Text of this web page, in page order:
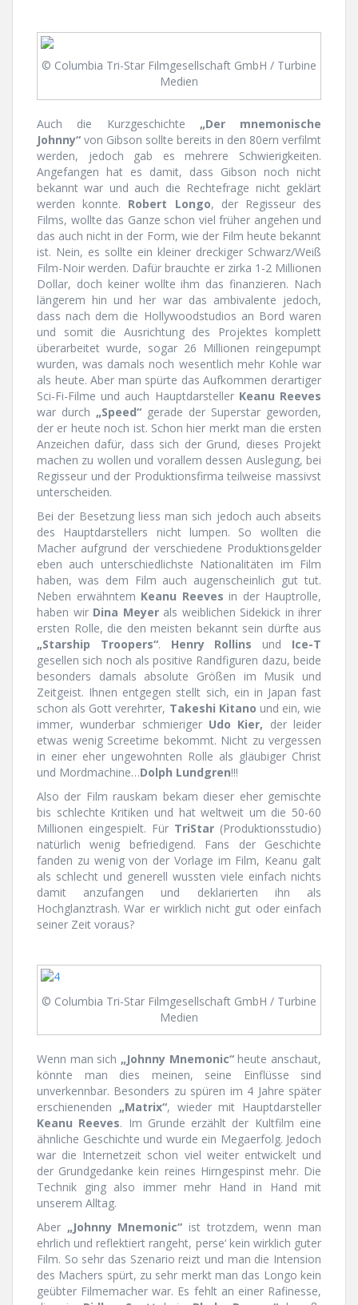
© Columbia Tri-Star Filmgesellschaft GmbH / Turbine
Medien
Auch die Kurzgeschichte „Der mnemonische
Johnny“ von Gibson sollte bereits in den 80ern verfilmt
werden, jedoch gab es mehrere Schwierigkeiten.
Angefangen hat es damit, dass Gibson noch nicht
bekannt war und auch die Rechtefrage nicht geklärt
werden konnte. Robert Longo, der Regisseur des
Films, wollte das Ganze schon viel früher angehen und
das auch nicht in der Form, wie der Film heute bekannt
ist. Nein, es sollte ein kleiner dreckiger Schwarz/Weiß
Film-Noir werden. Dafür brauchte er zirka 1-2 Millionen
Dollar, doch keiner wollte ihm das finanzieren. Nach
längerem hin und her war das ambivalente jedoch,
dass nach dem die Hollywoodstudios an Bord waren
und somit die Ausrichtung des Projektes komplett
überarbeitet wurde, sogar 26 Millionen reingepumpt
wurden, was damals noch wesentlich mehr Kohle war
als heute. Aber man spürte das Aufkommen derartiger
Sci-Fi-Filme und auch Hauptdarsteller Keanu Reeves
war durch „Speed“ gerade der Superstar geworden,
der er heute noch ist. Schon hier merkt man die ersten
Anzeichen dafür, dass sich der Grund, dieses Projekt
machen zu wollen und vorallem dessen Auslegung, bei
Regisseur und der Produktionsfirma teilweise massivst
unterscheiden.
Bei der Besetzung liess man sich jedoch auch abseits
des Hauptdarstellers nicht lumpen. So wollten die
Macher aufgrund der verschiedene Produktionsgelder
eben auch unterschiedlichste Nationalitäten im Film
haben, was dem Film auch augenscheinlich gut tut.
Neben erwähntem Keanu Reeves in der Hauptrolle,
haben wir Dina Meyerals weiblichen Sidekick in ihrer
ersten Rolle, die den meisten bekannt sein dürfte aus
„Starship Troopers“. Henry Rollins und Ice-T
gesellen sich noch als positive Randfiguren dazu, beide
besonders damals absolute Größen im Musik und
Zeitgeist. Ihnen entgegen stellt sich, ein in Japan fast
schon als Gott verehrter, Takeshi Kitano und ein, wie
immer, wunderbar schmieriger Udo Kier, der leider
etwas wenig Screetime bekommt. Nicht zu vergessen
in einer eher ungewohnten Rolle als gläubiger Christ
und Mordmachine…Dolph Lundgren!!!
Also der Film rauskam bekam dieser eher gemischte
bis schlechte Kritiken und hat weltweit um die 50-60
Millionen eingespielt. Für TriStar (Produktionsstudio)
natürlich wenig befriedigend. Fans der Geschichte
fanden zu wenig von der Vorlage im Film, Keanu galt
als schlecht und generell wussten viele einfach nichts
damit anzufangen und deklarierten ihn als
Hochglanztrash. War er wirklich nicht gut oder einfach
seiner Zeit voraus?
© Columbia Tri-Star Filmgesellschaft GmbH / Turbine
Medien
Wenn man sich „Johnny Mnemonic“heute anschaut,
könnte man dies meinen, seine Einflüsse sind
unverkennbar. Besonders zu spüren im 4 Jahre später
erschienenden „Matrix“, wieder mit Hauptdarsteller
Keanu Reeves. Im Grunde erzählt der Kultfilm eine
ähnliche Geschichte und wurde ein Megaerfolg. Jedoch
war die Internetzeit schon viel weiter entwickelt und
der Grundgedanke kein reines Hirngespinst mehr. Die
Technik ging also immer mehr Hand in Hand mit
unserem Alltag.
Aber „Johnny Mnemonic“ ist trotzdem, wenn man
ehrlich und reflektiert rangeht, perse‘ kein wirklich guter
Film. So sehr das Szenario reizt und man die Intension
des Machers spürt, zu sehr merkt man das Longo kein
geübter Filmemacher war. Es fehlt an einer Rafinesse,